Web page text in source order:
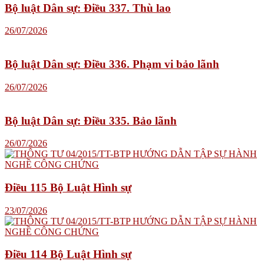
Bộ luật Dân sự: Điều 337. Thù lao
26/07/2026
Bộ luật Dân sự: Điều 336. Phạm vi bảo lãnh
26/07/2026
Bộ luật Dân sự: Điều 335. Bảo lãnh
26/07/2026
Điều 115 Bộ Luật Hình sự
23/07/2026
Điều 114 Bộ Luật Hình sự